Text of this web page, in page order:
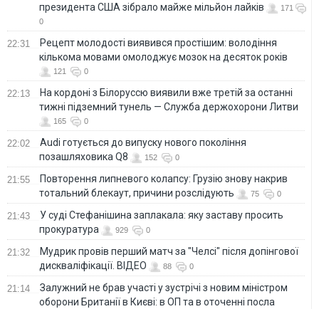
президента США зібрало майже мільйон лайків
171
0
22:31
Рецепт молодості виявився простішим: володіння
кількома мовами омолоджує мозок на десяток років
121 0
22:13
На кордоні з Білоруссю виявили вже третій за останні
тижні підземний тунель — Служба держохорони Литви
165 0
22:02
Audi готується до випуску нового покоління
позашляховика Q8
152 0
21:55
Повторення липневого колапсу: Грузію знову накрив
тотальний блекаут, причини розслідують
75 0
21:43
У суді Стефанішина заплакала: яку заставу просить
прокуратура
929 0
21:32
Мудрик провів перший матч за "Челсі" після допінгової
дискваліфікації. ВІДЕО
88 0
21:14
Залужний не брав участі у зустрічі з новим міністром
оборони Британії в Києві: в ОП та в оточенні посла